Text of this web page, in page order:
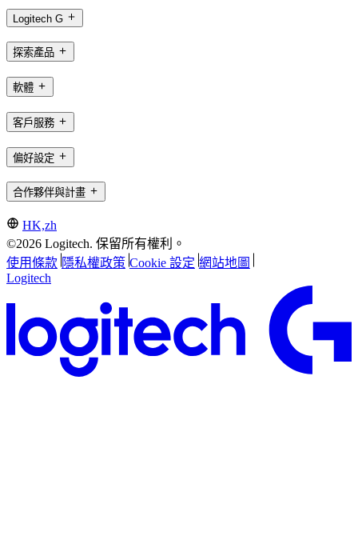
Logitech G
探索產品
軟體
客戶服務
偏好設定
合作夥伴與計畫
HK,zh
©2026 Logitech. 保留所有權利。
使用條款 隱私權政策 Cookie 設定 網站地圖
Logitech